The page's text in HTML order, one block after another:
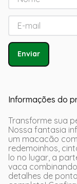
Enviar
Informações do
Transforme sua
Nossa fantasia
um macacão
redemoinhos,
lo no lugar, a
vaca
detalhes de